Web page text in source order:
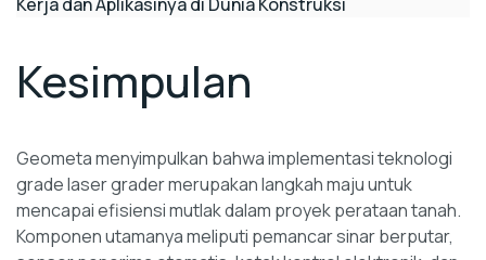
Kesimpulan
Geometa menyimpulkan bahwa implementasi teknologi
grade laser grader merupakan langkah maju untuk
mencapai efisiensi mutlak dalam proyek perataan tanah.
Komponen utamanya meliputi pemancar sinar berputar,